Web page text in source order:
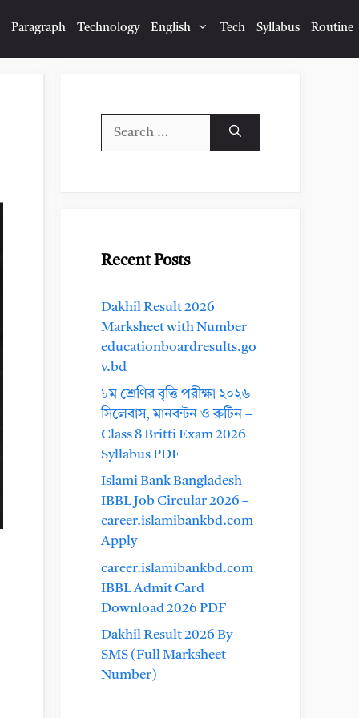
Paragraph Technology English Tech Syllabus Routine
Recent Posts
Dakhil Result 2026
Marksheet with Number
educationboardresults.go
v.bd
৮ম শ্রেণির বৃত্তি পরীক্ষা ২০২৬
সিলেবাস, মানবন্টন ও রুটিন –
Class 8 Britti Exam 2026
Syllabus PDF
Islami Bank Bangladesh
IBBL Job Circular 2026 –
career.islamibankbd.com
Apply
career.islamibankbd.com
IBBL Admit Card
Download 2026 PDF
Dakhil Result 2026 By
SMS (Full Marksheet
Number)